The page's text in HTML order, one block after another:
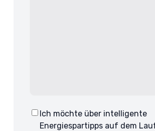
Consent
Ich möchte über intelligente
Energiespartipps auf dem